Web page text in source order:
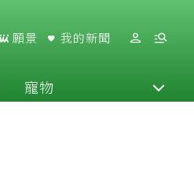
願景 我的新聞
寵物